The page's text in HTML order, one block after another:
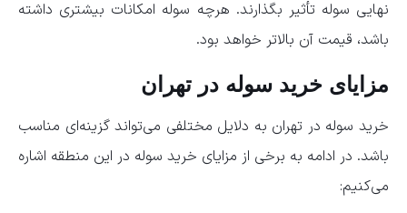
نهایی سوله تأثیر بگذارند. هرچه سوله امکانات بیشتری داشته
باشد، قیمت آن بالاتر خواهد بود.
مزایای خرید سوله در تهران
خرید سوله در تهران به دلایل مختلفی می‌تواند گزینه‌ای مناسب
باشد. در ادامه به برخی از مزایای خرید سوله در این منطقه اشاره
می‌کنیم: